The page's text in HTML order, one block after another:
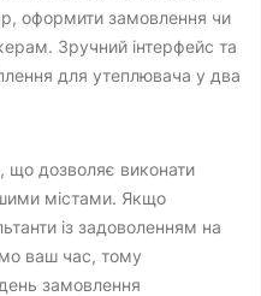
оформити замовлення чи
Зручний інтерфейс та
для утеплювача у два
що дозволяє виконати
містами. Якщо
із задоволенням на
ваш час, тому
замовлення